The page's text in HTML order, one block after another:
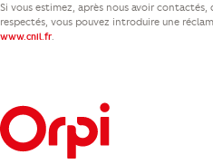
Si vous estimez, après nous avoir
respectés, vous pouvez introduire une
www.cnil.fr.